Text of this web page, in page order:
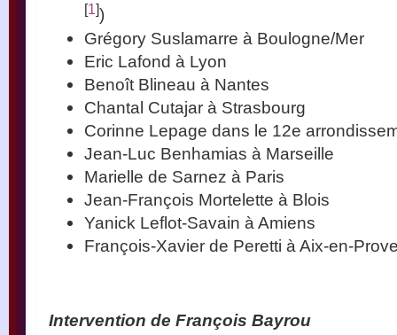
[1])
Grégory Suslamarre à Boulogne/Mer
Eric Lafond à Lyon
Benoît Blineau à Nantes
Chantal Cutajar à Strasbourg
Corinne Lepage dans le 12e
Jean-Luc Benhamias à Marseille
Marielle de Sarnez à Paris
Jean-François Mortelette à Blois
Yanick Leflot-Savain à Amiens
François-Xavier de Peretti à Aix-en-
Intervention de François Bayrou